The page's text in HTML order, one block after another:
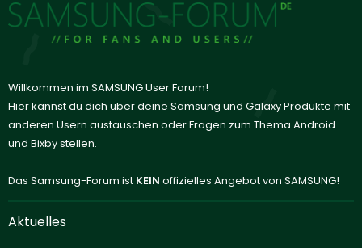
Willkommen im SAMSUNG User Forum!
Hier kannst du dich über deine Samsung und Galaxy Produkte mit
anderen Usern austauschen oder Fragen zum Thema Android
und Bixby stellen.
Das Samsung-Forum ist KEIN offizielles Angebot von SAMSUNG!
Aktuelles